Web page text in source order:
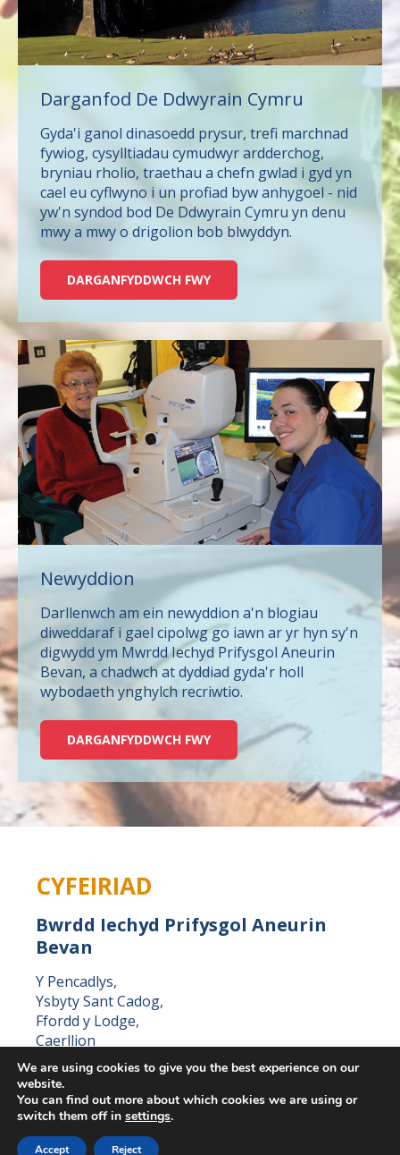
Darganfod De Ddwyrain Cymru
Gyda'i ganol dinasoedd prysur, trefi marchnad
fywiog, cysylltiadau cymudwyr ardderchog,
bryniau rholio, traethau a chefn gwlad i gyd yn
cael eu cyflwyno i un profiad byw anhygoel - nid
yw'n syndod bod De Ddwyrain Cymru yn denu
mwy a mwy o drigolion bob blwyddyn.
DARGANFYDDWCH FWY
Newyddion
Darllenwch am ein newyddion a'n blogiau
diweddaraf i gael cipolwg go iawn ar yr hyn sy'n
digwydd ym Mwrdd Iechyd Prifysgol Aneurin
Bevan, a chadwch at dyddiad gyda'r holl
wybodaeth ynghylch recriwtio.
DARGANFYDDWCH FWY
CYFEIRIAD
Bwrdd Iechyd Prifysgol Aneurin
Bevan
Y Pencadlys,
Ysbyty Sant Cadog,
Ffordd y Lodge,
Caerllion
Casnewydd,
NP18 3XQ
We are using cookies to give you the best experience on our
website.
You can find out more about which cookies we are using or
switch them off in settings.
Accept Reject